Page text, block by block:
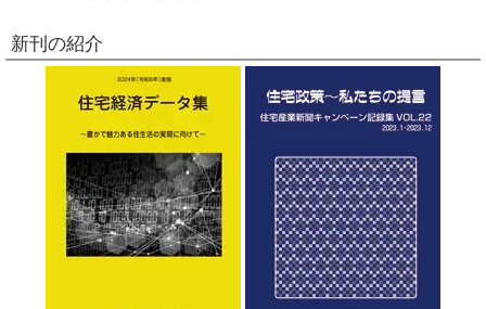
新刊の紹介